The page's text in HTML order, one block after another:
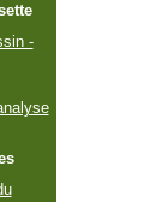
-